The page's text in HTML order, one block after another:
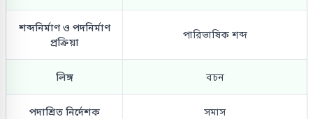
শব্দনির্মাণ ও পদনির্মাণ
প্রক্রিয়া
পারিভাষিক শব্দ
লিঙ্গ বচন
পদাশ্রিত নির্দেশক সমাস